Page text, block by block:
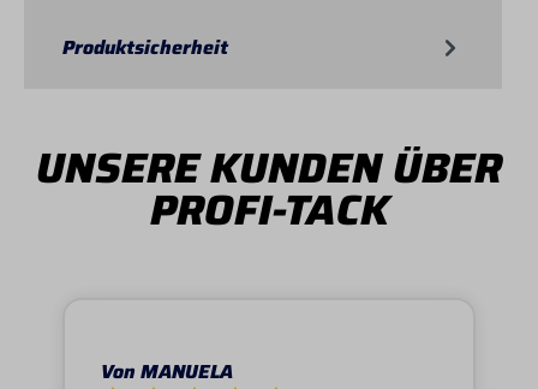
Produktsicherheit
UNSERE KUNDEN ÜBER
PROFI-TACK
Von MANUELA